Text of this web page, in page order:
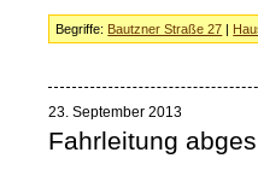
Begriffe: Bautzner Straße 27 |
23. September 2013
Fahrleitung